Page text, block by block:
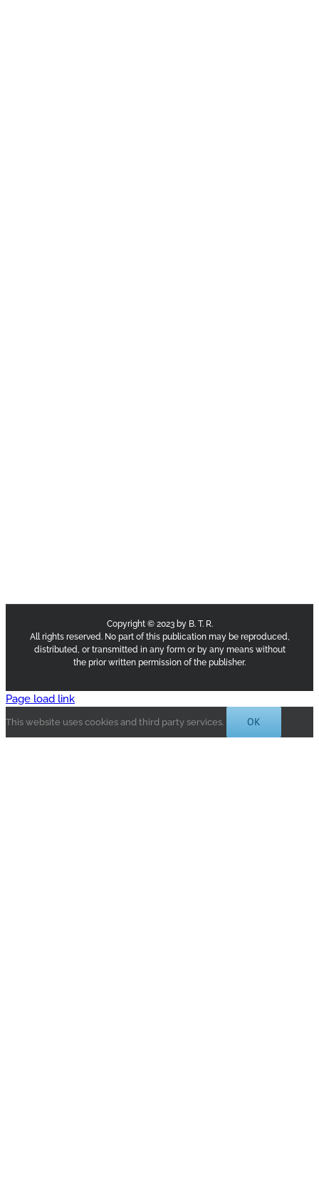
Copyright © 2023 by B. T. R.
All rights reserved. No part of this publication may be reproduced,
distributed, or transmitted in any form or by any means without
the prior written permission of the publisher.
Page load link
This website uses cookies and third party services. OK